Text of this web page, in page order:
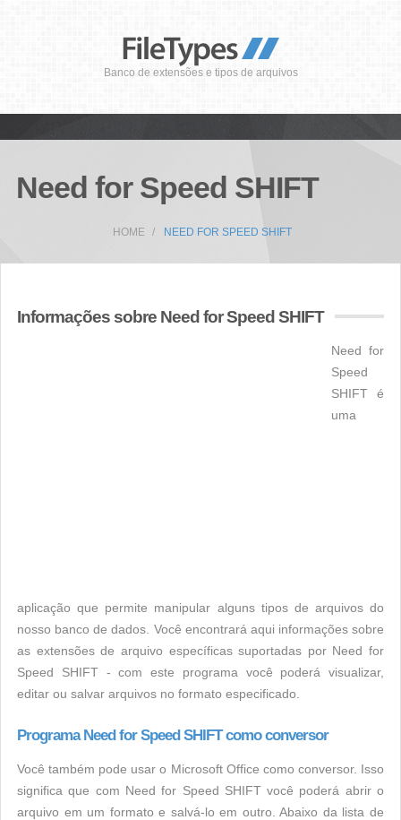
Banco de extensões e tipos de arquivos
Need for Speed SHIFT
HOME NEED FOR SPEED SHIFT
Informações sobre Need for Speed SHIFT
Need for
Speed
SHIFT é
uma
aplicação que permite manipular alguns tipos de arquivos do
nosso banco de dados. Você encontrará aqui informações sobre
as extensões de arquivo específicas suportadas por Need for
Speed SHIFT - com este programa você poderá visualizar,
editar ou salvar arquivos no formato especificado.
Programa Need for Speed SHIFT como conversor
Você também pode usar o Microsoft Office como conversor. Isso
significa que com Need for Speed SHIFT você poderá abrir o
arquivo em um formato e salvá-lo em outro. Abaixo da lista de